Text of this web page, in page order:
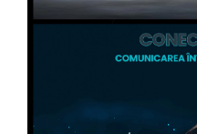
Conectică Land Rover
Conectică Ssangyong